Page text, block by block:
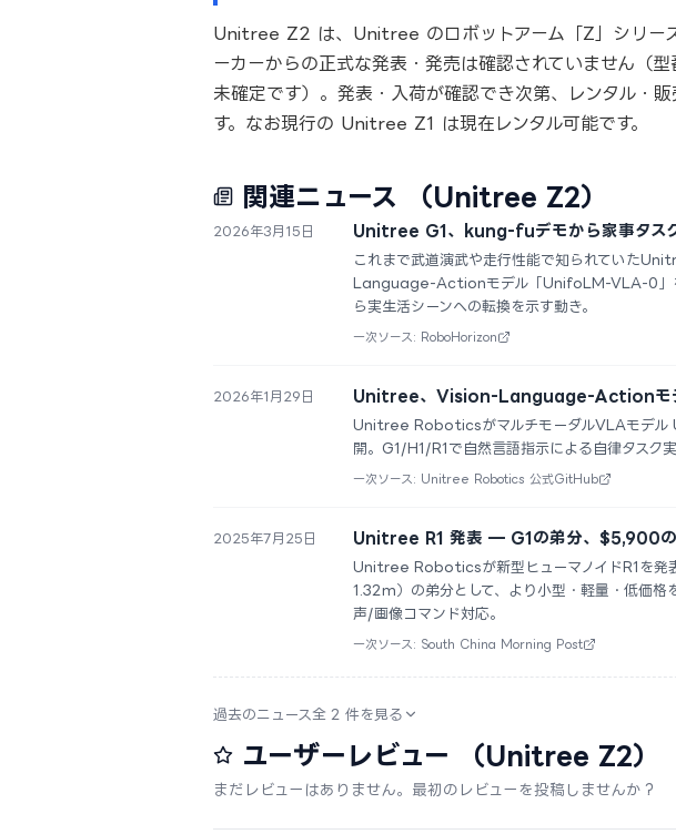
Unitree Z2 は、Unitree のロボットアーム「Z」シリー
ーカーからの正式な発表・発売は確認されていません（
未確定です）。発表・入荷が確認でき次第、レンタル・
す。なお現行の Unitree Z1 は現在レンタル可能です。
関連ニュース （Unitree Z2）
2026年3月15日 Unitree G1、kung-fuデモから家事タ
これまで武道演武や走行性能で知られていた
Language-Actionモデル「UnifoLM-VLA-0」を
ら実生活シーンへの転換を示す動き。
一次ソース: RoboHorizon
2026年1月29日 Unitree、Vision-Language-Actionモ
Unitree RoboticsがマルチモーダルVLAモデ
開。G1/H1/R1で自然言語指示による自律タスク
一次ソース: Unitree Robotics 公式GitHub
2025年7月25日 Unitree R1 発表 — G1の弟分、$5,900の
Unitree Roboticsが新型ヒューマノイドR1を発
1.32m）の弟分として、より小型・軽量・低価
声/画像コマンド対応。
一次ソース: South China Morning Post
過去のニュース全 2 件を見る
ユーザーレビュー （Unitree Z2）
まだレビューはありません。最初のレビューを投稿しませんか？